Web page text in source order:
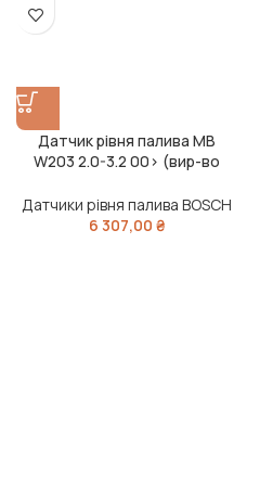
Датчик рівня палива MB
W203 2.0-3.2 00> (вир-во
Датчики рівня палива BOSCH
6 307,00 ₴